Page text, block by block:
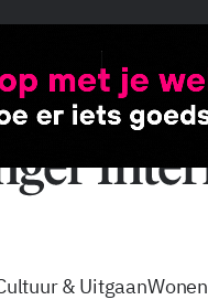
je de GIC
& UitgaanWonen